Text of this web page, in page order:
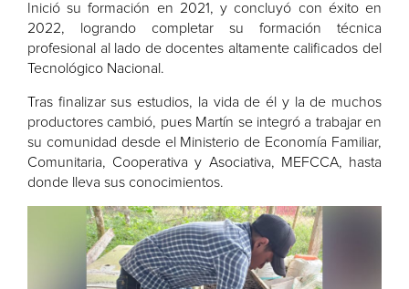
Inició su formación en 2021, y concluyó con éxito en
2022, logrando completar su formación técnica
profesional al lado de docentes altamente calificados del
Tecnológico Nacional.
Tras finalizar sus estudios, la vida de él y la de muchos
productores cambió, pues Martín se integró a trabajar en
su comunidad desde el Ministerio de Economía Familiar,
Comunitaria, Cooperativa y Asociativa, MEFCCA, hasta
donde lleva sus conocimientos.